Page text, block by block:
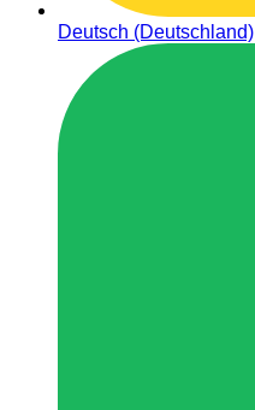
Deutsch (Deutschland)